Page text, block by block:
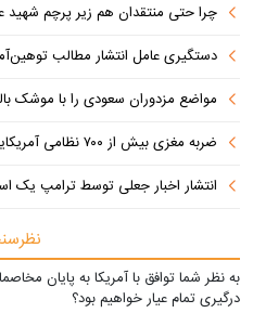
چرا حتی منتقدان هم زیر پرچم شهید
دستگیری عامل انتشار مطالب
مواضع مزدوران سعودی را با موشک
ضربه مغزی بیش از ۷۰۰ نظامی آمریکایی در حملات ایران
انتشار اخبار جعلی توسط ترامپ
به نظر شما توافق با آمریکا به پایان
درگیری تمام عیار خواهیم بود؟